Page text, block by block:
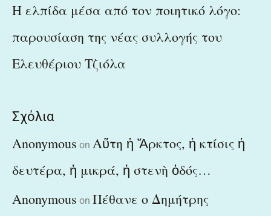
Η ελπίδα μέσα από τον ποιητικό λόγο:
παρουσίαση της νέας συλλογής του
Ελευθέριου Τζιόλα
Σχόλια
Anonymous on Αὕτη ἡ Ἄρκτος, ἡ κτίσις ἡ
δευτέρα, ἡ μικρά, ἡ στενὴ ὁδός…
Anonymous on Πέθανε ο Δημήτρης